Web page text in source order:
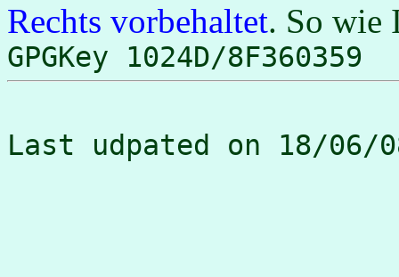
Rechts vorbehaltet. So wie
GPGKey 1024D/8F360359
Last udpated on 18/06/